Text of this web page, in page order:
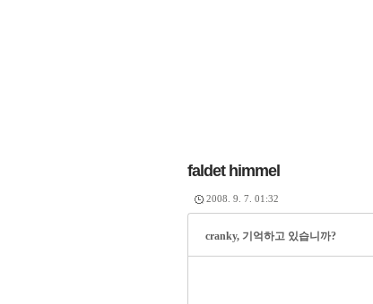
faldet himmel
2008. 9. 7. 01:32
cranky, 기억하고 있습니까?